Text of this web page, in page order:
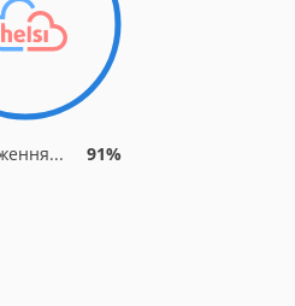
91%